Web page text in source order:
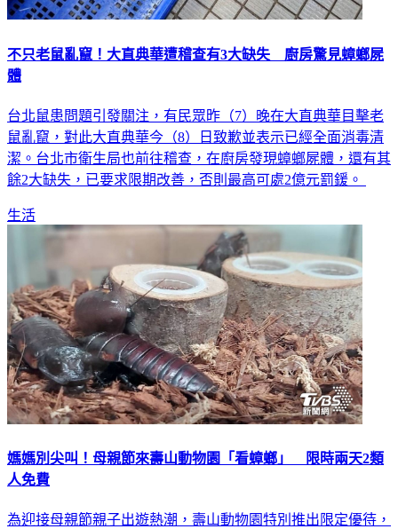
不只老鼠亂竄！大直典華遭稽查有3大缺失 廚房驚見蟑螂屍
體
台北鼠患問題引發關注，有民眾昨（7）晚在大直典華目擊老
鼠亂竄，對此大直典華今（8）日致歉並表示已經全面消毒清
潔。台北市衛生局也前往稽查，在廚房發現蟑螂屍體，還有其
餘2大缺失，已要求限期改善，否則最高可處2億元罰鍰。
生活
媽媽別尖叫！母親節來壽山動物園「看蟑螂」 限時兩天2類
人免費
為迎接母親節親子出遊熱潮，壽山動物園特別推出限定優待，